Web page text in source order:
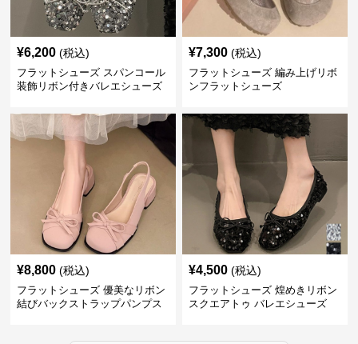
¥6,200 (税込)
フラットシューズ スパンコール
装飾リボン付きバレエシューズ
¥7,300 (税込)
フラットシューズ 編み上げリボ
ンフラットシューズ
¥8,800 (税込)
フラットシューズ 優美なリボン
結びバックストラップパンプス
¥4,500 (税込)
フラットシューズ 煌めきリボン
スクエアトゥ バレエシューズ